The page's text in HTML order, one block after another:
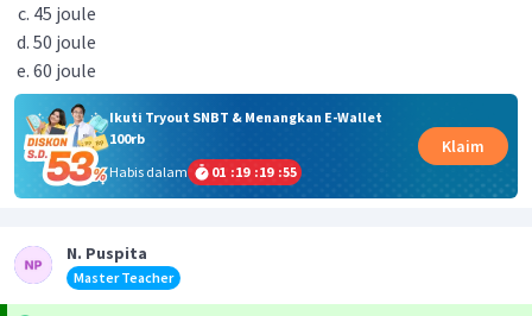
45 joule
50 joule
60 joule
Ikuti Tryout SNBT & Menangkan E-Wallet
100rb
Habis dalam
01 :19 :19 :55
Klaim
N. Puspita
Master Teacher